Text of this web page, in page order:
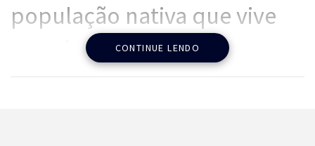
população nativa que vive
no exterior entre todos os
países membros da OCDE
CONTINUE LENDO